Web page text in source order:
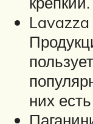
них